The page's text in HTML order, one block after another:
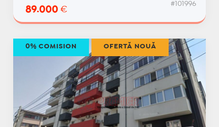
89.000 €
#101996
0% COMISION OFERTĂ NOUĂ